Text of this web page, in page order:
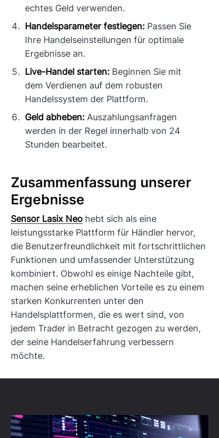
echtes Geld verwenden.
Handelsparameter festlegen: Passen Sie
Ihre Handelseinstellungen für optimale
Ergebnisse an.
Live-Handel starten: Beginnen Sie mit
dem Verdienen auf dem robusten
Handelssystem der Plattform.
Geld abheben: Auszahlungsanfragen
werden in der Regel innerhalb von 24
Stunden bearbeitet.
Zusammenfassung unserer
Ergebnisse
Sensor Lasix Neo hebt sich als eine
leistungsstarke Plattform für Händler hervor,
die Benutzerfreundlichkeit mit fortschrittlichen
Funktionen und umfassender Unterstützung
kombiniert. Obwohl es einige Nachteile gibt,
machen seine erheblichen Vorteile es zu einem
starken Konkurrenten unter den
Handelsplattformen, die es wert sind, von
jedem Trader in Betracht gezogen zu werden,
der seine Handelserfahrung verbessern
möchte.